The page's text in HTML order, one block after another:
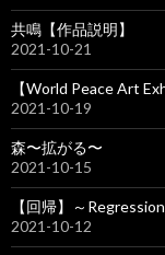
共鳴【作品説明】
2021-10-21
【World Peace Art
2021-10-19
森〜拡がる〜
2021-10-15
【回帰】～
2021-10-12